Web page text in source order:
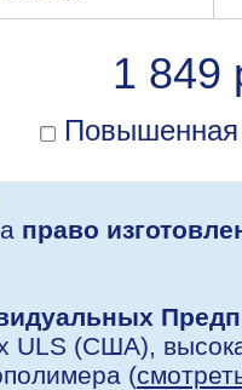
1 849
Повышенная
право
ULS (США),
(